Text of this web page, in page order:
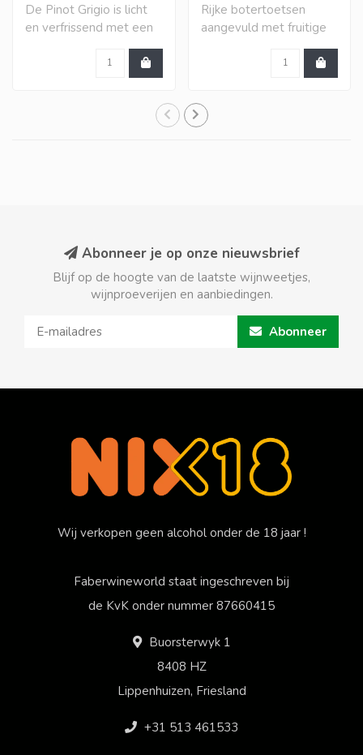
De Pinot Grigio is licht
en verfrissend met een
Rijke botertoetsen
aangevuld met fruitige
toetsen van mango,..
Abonneer je op onze nieuwsbrief
Blijf op de hoogte van de laatste wijnweetjes,
wijnproeverijen en aanbiedingen.
Abonneer
Wij verkopen geen alcohol onder de 18 jaar !
Faberwineworld staat ingeschreven bij
de KvK onder nummer 87660415
Buorsterwyk 1
8408 HZ
Lippenhuizen, Friesland
+31 513 461533